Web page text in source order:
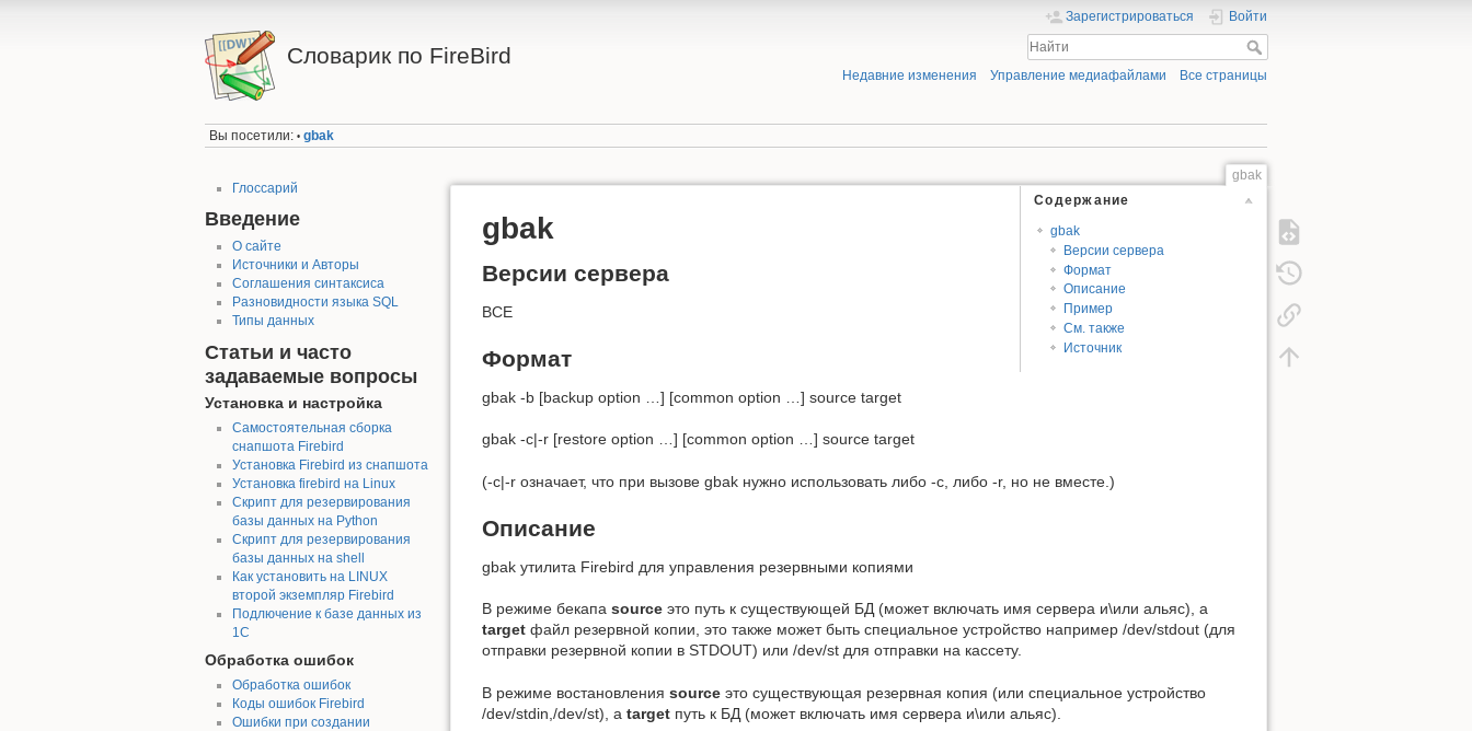
Словарик по FireBird
Зарегистрироваться Войти
Недавние изменения Управление медиафайлами Все страницы
Вы посетили: • gbak
Глоссарий
Введение
О сайте
Источники и Авторы
Соглашения синтаксиса
Разновидности языка SQL
Типы данных
Статьи и часто
задаваемые вопросы
Установка и настройка
Самостоятельная сборка
снапшота Firebird
Установка Firebird из снапшота
Установка firebird на Linux
Скрипт для резервирования
базы данных на Python
Скрипт для резервирования
базы данных на shell
Как установить на LINUX
второй экземпляр Firebird
Подлючение к базе данных из
1С
Обработка ошибок
Обработка ошибок
Коды ошибок Firebird
Ошибки при создании
gbak
Содержание
gbak
Версии сервера
Формат
Описание
Пример
См. также
Источник
gbak
Версии сервера
ВСЕ
Формат
gbak -b [backup option …] [common option …] source target
gbak -c|-r [restore option …] [common option …] source target
(-c|-r означает, что при вызове gbak нужно использовать либо -c, либо -r, но не вместе.)
Описание
gbak утилита Firebird для управления резервными копиями
В режиме бекапа source это путь к существующей БД (может включать имя сервера и\или альяс), а
target файл резервной копии, это также может быть специальное устройство например /dev/stdout (для
отправки резервной копии в STDOUT) или /dev/st для отправки на кассету.
В режиме востановления source это существующая резервная копия (или специальное устройство
/dev/stdin,/dev/st), а target путь к БД (может включать имя сервера и\или альяс).